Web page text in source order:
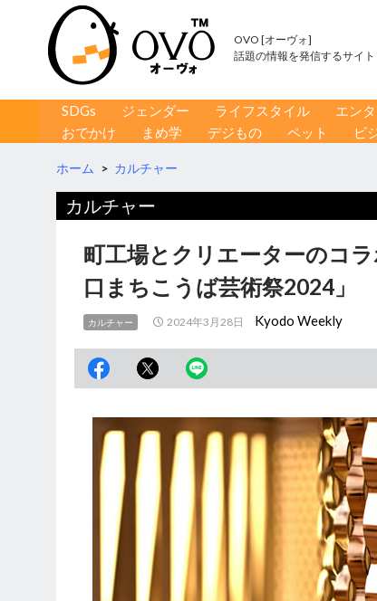
OVO [オーヴォ]
話題の情報を発信するサイト
コンテンツへ移動
SDGs ジェンダー ライフスタイル エンタ
おでかけ
まめ学 デジもの ペット ビ
ホーム > カルチャー
カルチャー
町工場とクリエーターのコ
口まちこうば芸術祭2024」
カルチャー 2024年3月28日 Kyodo Weekly